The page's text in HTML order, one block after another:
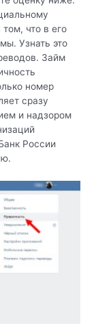
что в его
Узнать это
Займ
номер
сразу
и надзором
России